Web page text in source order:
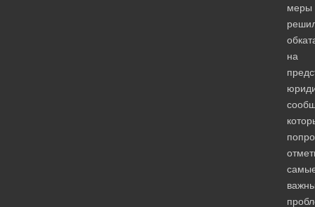
меры
на